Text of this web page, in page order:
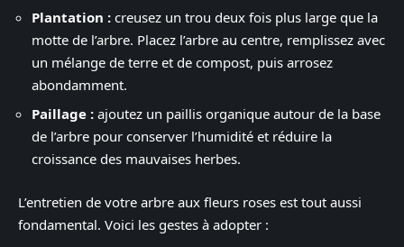
Plantation : creusez un trou deux fois plus large que la
motte de l’arbre. Placez l’arbre au centre, remplissez avec
un mélange de terre et de compost, puis arrosez
abondamment.
Paillage : ajoutez un paillis organique autour de la base
de l’arbre pour conserver l’humidité et réduire la
croissance des mauvaises herbes.
L’entretien de votre arbre aux fleurs roses est tout aussi
fondamental. Voici les gestes à adopter :